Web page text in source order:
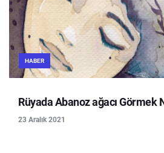
HABER
Rüyada Abanoz ağacı Görmek
23 Aralık 2021